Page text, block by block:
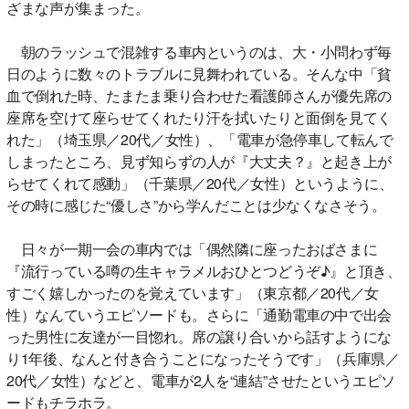
ざまな声が集まった。
朝のラッシュで混雑する車内というのは、大・小問わず毎
日のように数々のトラブルに見舞われている。そんな中「貧
血で倒れた時、たまたま乗り合わせた看護師さんが優先席の
座席を空けて座らせてくれたり汗を拭いたりと面倒を見てく
れた」（埼玉県／20代／女性）、「電車が急停車して転んで
しまったところ、見ず知らずの人が『大丈夫？』と起き上が
らせてくれて感動」（千葉県／20代／女性）というように、
その時に感じた“優しさ”から学んだことは少なくなさそう。
日々が一期一会の車内では「偶然隣に座ったおばさまに
『流行っている噂の生キャラメルおひとつどうぞ♪』と頂き、
すごく嬉しかったのを覚えています」（東京都／20代／女
性）なんていうエピソードも。さらに「通勤電車の中で出会
った男性に友達が一目惚れ。席の譲り合いから話すようにな
り1年後、なんと付き合うことになったそうです」（兵庫県／
20代／女性）などと、電車が2人を“連結”させたというエピソ
ードもチラホラ。